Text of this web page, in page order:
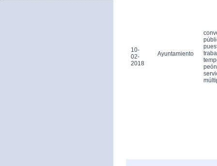
10-
02-
2018
Ayuntamiento